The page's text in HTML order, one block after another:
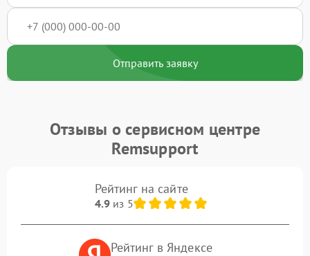
Отправить заявку
Отзывы о сервисном центре
Remsupport
Рейтинг на сайте
4.9из 5
Рейтинг в Яндексе